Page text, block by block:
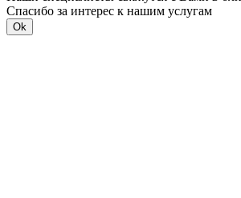
Спасибо за интерес к нашим услугам
Ok